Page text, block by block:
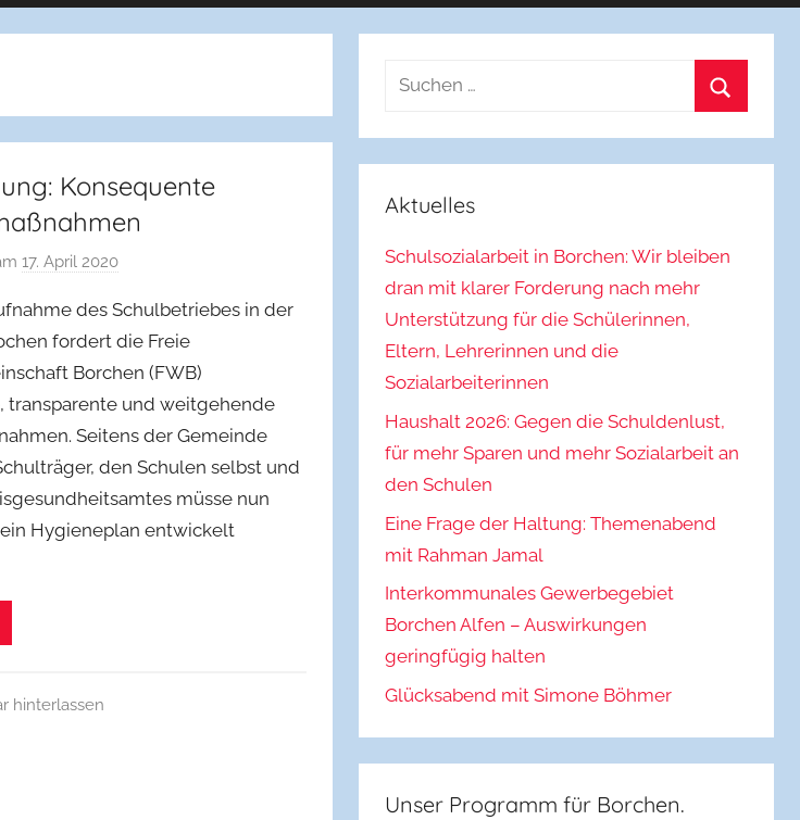
Konsequente
17. April 2020
n
f
w
b
b
o
des Schulbetriebes in der
fordert die Freie
Borchen (FWB)
transparente und weitgehende
Seitens der Gemeinde
den Schulen selbst und
müsse nun
Hygieneplan entwickelt
hinterlassen
Suchen
Aktuelles
Schulsozialarbeit in Borchen: Wir bleiben
dran mit klarer Forderung nach mehr
Unterstützung für die Schülerinnen,
Eltern, Lehrerinnen und die
Sozialarbeiterinnen
Haushalt 2026: Gegen die Schuldenlust,
für mehr Sparen und mehr Sozialarbeit an
den Schulen
Eine Frage der Haltung: Themenabend
mit Rahman Jamal
Interkommunales Gewerbegebiet
Borchen Alfen – Auswirkungen
geringfügig halten
Glücksabend mit Simone Böhmer
Unser Programm für Borchen.